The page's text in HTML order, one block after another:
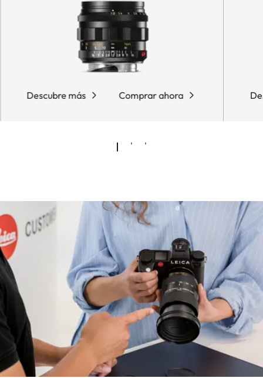
Descubre más Comprar ahora